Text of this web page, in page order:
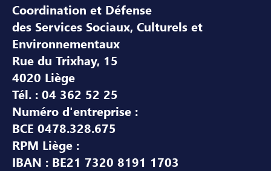
Coordination et Défense
des Services Sociaux, Culturels et
Environnementaux
Rue du Trixhay, 15
4020 Liège
Tél. : 04 362 52 25
Numéro d'entreprise :
BCE 0478.328.675
RPM Liège :
IBAN : BE21 7320 8191 1703